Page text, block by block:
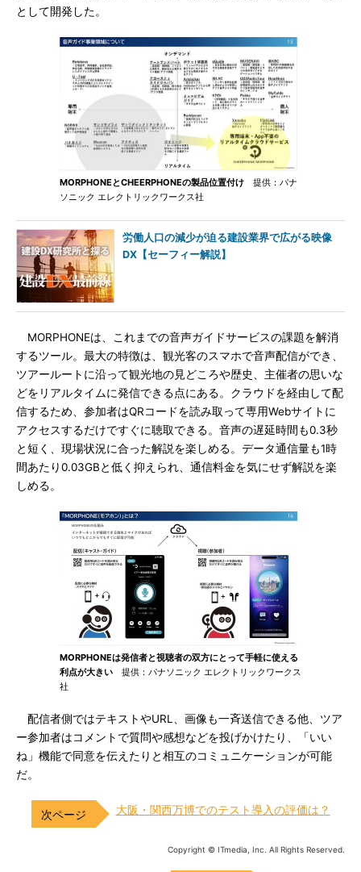
として開発した。
MORPHONEとCHEERPHONEの製品位置付け 提供：パナ
ソニック エレクトリックワークス社
労働人口の減少が迫る建設業界で広がる映像
DX【セーフィー解説】
MORPHONEは、これまでの音声ガイドサービスの課題を解消
するツール。最大の特徴は、観光客のスマホで音声配信ができ、
ツアールートに沿って観光地の見どころや歴史、主催者の思いな
どをリアルタイムに発信できる点にある。クラウドを経由して配
信するため、参加者はQRコードを読み取って専用Webサイトに
アクセスするだけですぐに聴取できる。音声の遅延時間も0.3秒
と短く、現場状況に合った解説を楽しめる。データ通信量も1時
間あたり0.03GBと低く抑えられ、通信料金を気にせず解説を楽
しめる。
MORPHONEは発信者と視聴者の双方にとって手軽に使える
利点が大きい 提供：パナソニック エレクトリックワークス
社
配信者側ではテキストやURL、画像も一斉送信できる他、ツア
ー参加者はコメントで質問や感想などを投げかけたり、「いい
ね」機能で同意を伝えたりと相互のコミュニケーションが可能
だ。
大阪・関西万博でのテスト導入の評価は？
Copyright © ITmedia, Inc. All Rights Reserved.